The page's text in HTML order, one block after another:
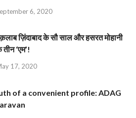
6, 2020
ज़िंदाबाद के सौ साल और हसरत मोहानी
‘एम’!
17, 2020
of a convenient profile: ADAG